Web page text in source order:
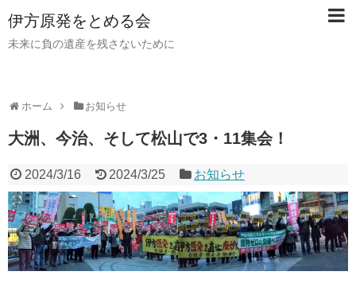
伊方原発をとめる会
未来に負の遺産を残さないために
ホーム お知らせ
大洲、今治、そして松山で3・11集会！
2024/3/16 2024/3/25 お知らせ